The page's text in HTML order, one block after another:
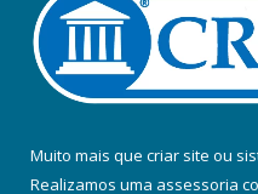
Muito mais que criar site ou
Realizamos uma assessoria